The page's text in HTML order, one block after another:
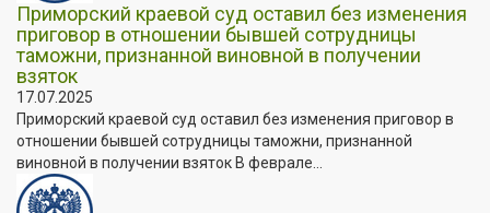
Приморский краевой суд оставил без изменения
приговор в отношении бывшей сотрудницы
таможни, признанной виновной в получении
взяток
17.07.2025
Приморский краевой суд оставил без изменения приговор в
отношении бывшей сотрудницы таможни, признанной
виновной в получении взяток В феврале...